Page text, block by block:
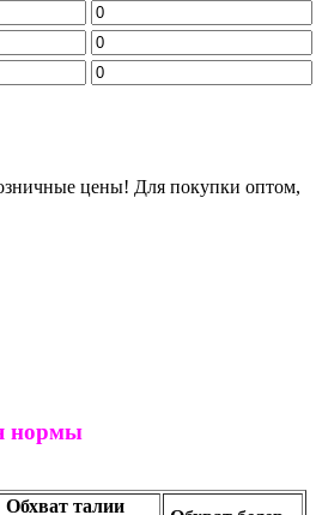
цены! Для покупки оптом,
нормы
Обхват талии